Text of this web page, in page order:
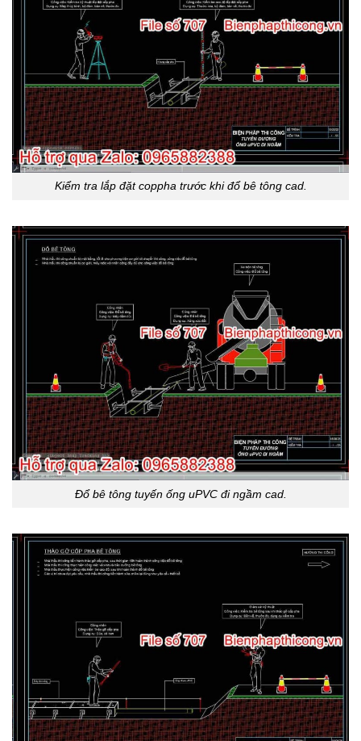
Kiểm tra lắp đặt coppha trước khi đổ bê tông cad.
Đổ bê tông tuyến ống uPVC đi ngầm cad.